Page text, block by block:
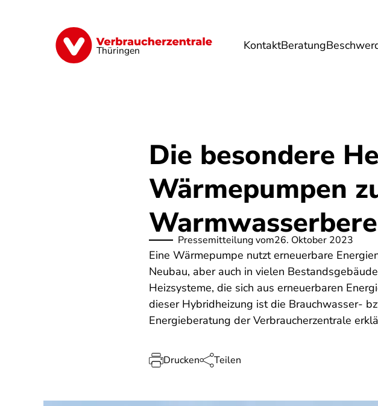
Thüringen KontaktBeratung
Finanzen Digitales Lebensmittel Umwelt
Die besondere
Wärmepumpen
Pressemitteilung vom26. Oktober 2023
Eine Wärmepumpe nutzt erneuerbare
Neubau, aber auch in vielen
Heizsysteme, die sich aus erneuerbaren
dieser Hybridheizung ist die Brauchwasser-
Energieberatung der Verbraucherzentrale
Drucken Teilen